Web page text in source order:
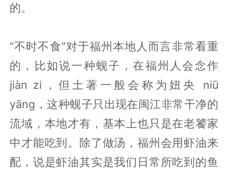
的。
“不时不食”对于福州本地人而言非常看重
的，比如说一种蚬子，在福州人会念作
jiàn zi，但土著一般会称为妞央 niū
yāng，这种蚬子只出现在闽江非常干净的
流域，本地才有，基本上也只是在老饕家
中才能吃到。除了做汤，福州会用虾油来
配，说是虾油其实是我们日常所吃到的鱼